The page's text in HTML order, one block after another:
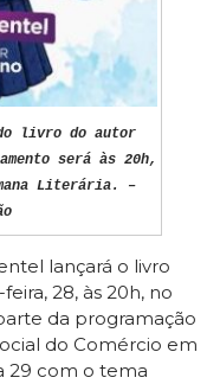
livro do autor
será às 20h,
Literária. –
lançará o livro
28, às 20h, no
da programação
do Comércio em
29 com o tema